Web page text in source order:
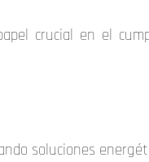
crucial en el
soluciones